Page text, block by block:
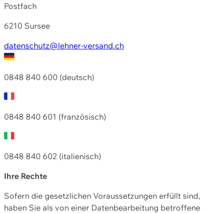
Postfach
6210 Sursee
datenschutz@lehner-versand.ch
0848 840 600 (deutsch)
0848 840 601 (französisch)
0848 840 602 (italienisch)
Ihre Rechte
Sofern die gesetzlichen Voraussetzungen erfüllt sind,
haben Sie als von einer Datenbearbeitung betroffene